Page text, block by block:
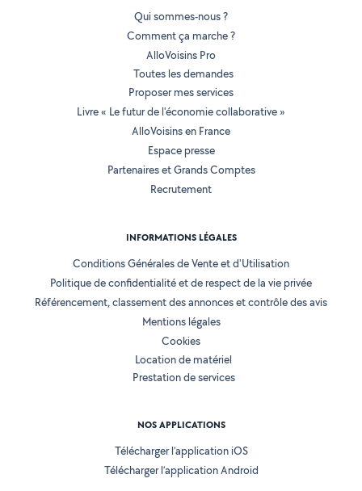
Qui sommes-nous ?
Comment ça marche ?
AlloVoisins Pro
Toutes les demandes
Proposer mes services
Livre « Le futur de l'économie collaborative »
AlloVoisins en France
Espace presse
Partenaires et Grands Comptes
Recrutement
INFORMATIONS LÉGALES
Conditions Générales de Vente et d'Utilisation
Politique de confidentialité et de respect de la vie privée
Référencement, classement des annonces et contrôle des avis
Mentions légales
Cookies
Location de matériel
Prestation de services
NOS APPLICATIONS
Télécharger l’application iOS
Télécharger l’application Android